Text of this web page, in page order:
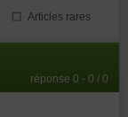
Articles rares
réponse 0 - 0 / 0